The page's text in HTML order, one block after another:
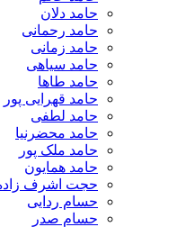
حامد دلان
حامد رحمانی
حامد زمانی
حامد سیاهی
حامد طاها
حامد قهرایی پور
حامد لطفی
حامد محضرنیا
حامد ملک پور
حامد همایون
حجت اشرف
حسام ردایی
حسام صدر